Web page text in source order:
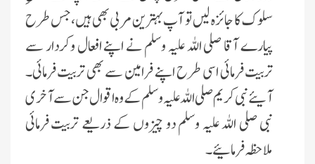
سلوک کا جائزہ لیں تو آپ بہترین مربی بھی ہیں،جس طرح
پیارے آقا صلی اللہ علیہ وسلم نے اپنے افعال وکردار سے
تربیت فرمائی اسی طرح اپنے فرامین سے بھی تربیت فرمائی۔
آیئے نبی کریم صلی اللہ علیہ وسلم کے وہ اقوال جن سے آخری
نبی صلی اللہ علیہ وسلم دو چیزوں کے ذریعے تربیت فرمائی
ملاحظہ فرمائیے۔